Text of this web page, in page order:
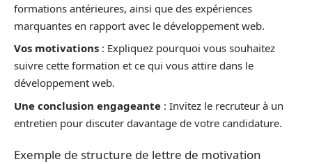
formations antérieures, ainsi que des expériences
marquantes en rapport avec le développement web.
Vos motivations : Expliquez pourquoi vous souhaitez
suivre cette formation et ce qui vous attire dans le
développement web.
Une conclusion engageante : Invitez le recruteur à un
entretien pour discuter davantage de votre candidature.
Exemple de structure de lettre de motivation